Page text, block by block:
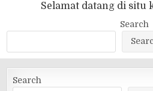
Selamat datang di situ
Search
Search